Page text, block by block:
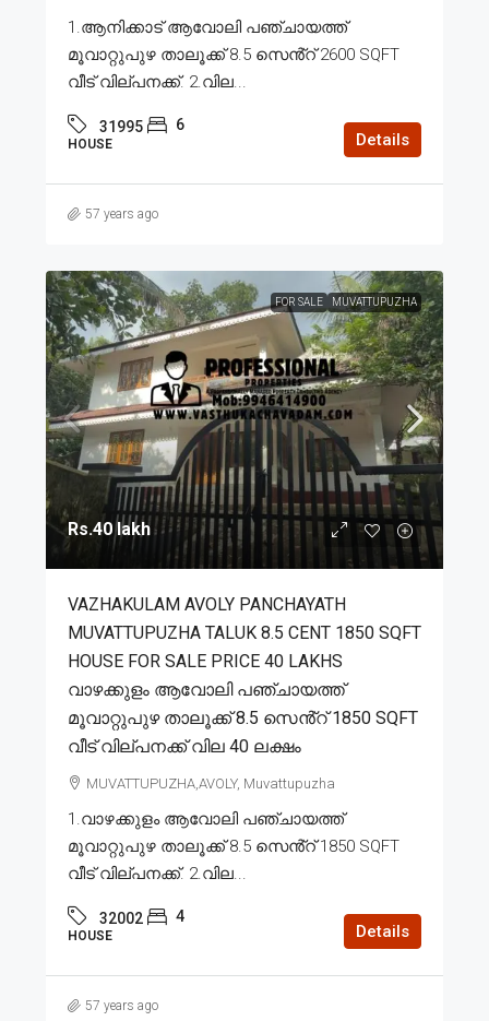
1.ആനിക്കാട് ആവോലി പഞ്ചായത്ത്
മൂവാറ്റുപുഴ താലൂക്ക് 8.5 സെൻ്റ് 2600 SQFT
വീട് വില്പനക്ക്. 2.വില...
31995 6
HOUSE Details
57 years ago
FOR SALE MUVATTUPUZHA
Rs.40 lakh
VAZHAKULAM AVOLY PANCHAYATH
MUVATTUPUZHA TALUK 8.5 CENT 1850 SQFT
HOUSE FOR SALE PRICE 40 LAKHS
വാഴക്കുളം ആവോലി പഞ്ചായത്ത്
മൂവാറ്റുപുഴ താലൂക്ക് 8.5 സെൻ്റ് 1850 SQFT
വീട് വില്പനക്ക് വില 40 ലക്ഷം
MUVATTUPUZHA,AVOLY, Muvattupuzha
1.വാഴക്കുളം ആവോലി പഞ്ചായത്ത്
മൂവാറ്റുപുഴ താലൂക്ക് 8.5 സെൻ്റ് 1850 SQFT
വീട് വില്പനക്ക്. 2.വില...
32002 4
HOUSE Details
57 years ago